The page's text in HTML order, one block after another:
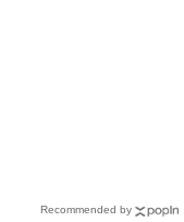
Recommended by